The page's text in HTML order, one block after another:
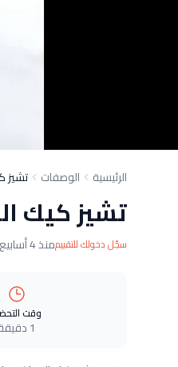
الرئيسية الوصفات تشيز
تشيز كيك
سجّل دخولك للتقييممنذ 4 أسابيع
وقت
1 دقيقة